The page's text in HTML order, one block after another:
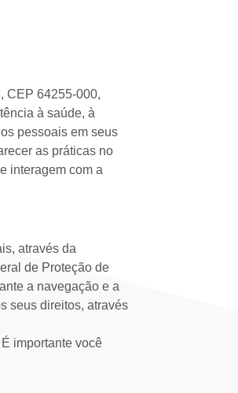
CEP 64255-000,
à saúde, à
pessoais em seus
as práticas no
interagem com a
através da
de Proteção de
a navegação e a
seus direitos, através
importante você